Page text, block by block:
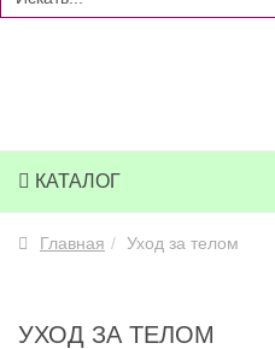
КАТАЛОГ
Главная Уход за телом
УХОД ЗА ТЕЛОМ